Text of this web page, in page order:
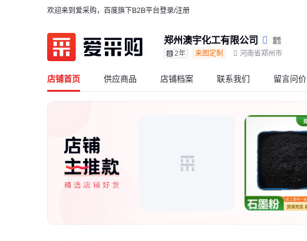
欢迎来到爱采购，百度旗下B2B平台登录/注册
郑州澳宇化工有限公司
2年 来图定制 河南省郑州市
店铺首页 供应商品 店铺档案 联系我们 留言问价